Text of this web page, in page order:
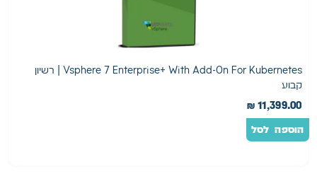
Vsphere 7 Enterprise+ With Add-On For Kubernetes | רשיון
קבוע
₪ 11,399.00
הוספה לסל